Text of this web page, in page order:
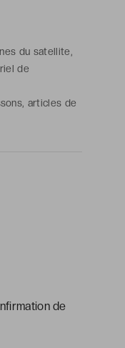
du satellite,
de
articles de
de